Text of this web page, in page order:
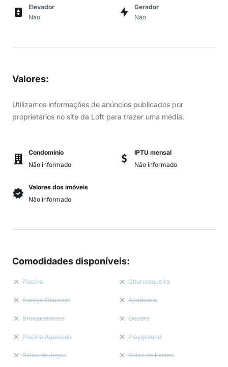
Elevador
Não
Gerador
Não
Valores:
Utilizamos informações de anúncios publicados por
proprietários no site da Loft para trazer uma média.
Condomínio
Não informado
IPTU mensal
Não informado
Valores dos imóveis
Não informado
Comodidades disponíveis:
Piscina Churrasqueira
Espaço Gourmet Academia
Brinquedoteca Quadra
Piscina Aquecida Playground
Salão de Jogos Salão de Festas